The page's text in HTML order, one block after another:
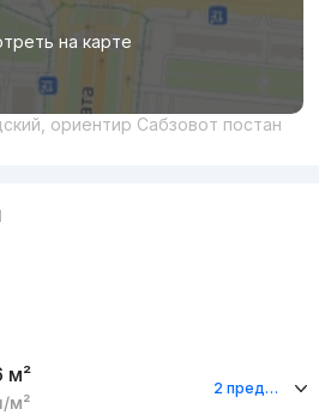
на карте
ориентир Сабзовот постан
м²
/м²
2 предложения